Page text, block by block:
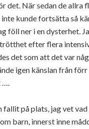
det. När sedan de allra
kunde fortsätta så
föll ner i en dysterhet.
efter flera
det som att det var
igen känslan från
….
fallit på plats, jag vet
barn, innerst inne